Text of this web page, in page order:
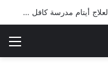
شرطة ميسان تلقي القبض على مطلقي العيارات النارية أثناء تشييع جنائزي في العمارة